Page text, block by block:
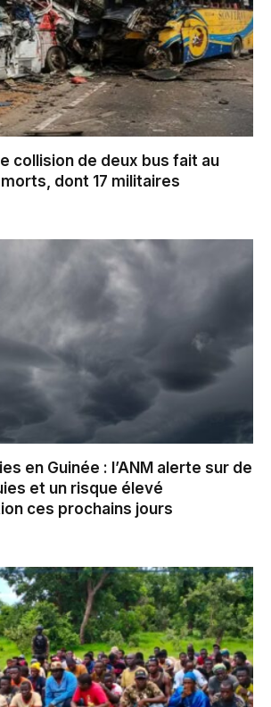
collision de deux bus fait au
dont 17 militaires
en Guinée : l’ANM alerte sur de
et un risque élevé
ces prochains jours